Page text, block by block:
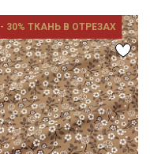
- 30% ТКАНЬ В ОТРЕЗАХ